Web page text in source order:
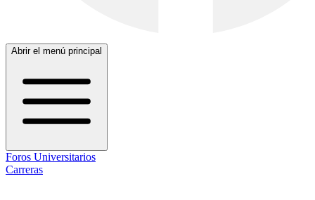
Abrir el menú principal
Foros Universitarios
Carreras